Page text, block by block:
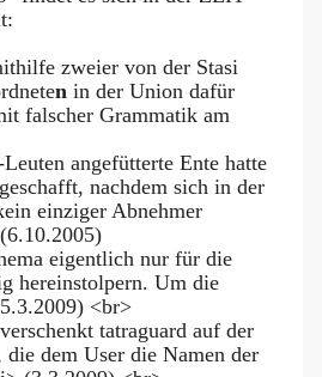
zweier von der Stasi
n in der Union dafür
falscher Grammatik am
angefütterte Ente hatte
nachdem sich in der
einziger Abnehmer
eigentlich nur für die
hereinstolpern. Um die
<br>
tatraguard auf der
dem User die Namen der